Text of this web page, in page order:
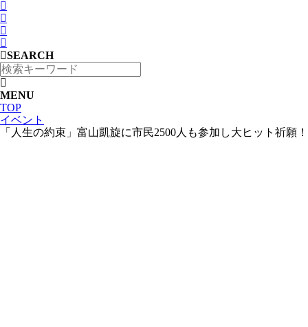
SEARCH
MENU
TOP
イベント
「人生の約束」富山凱旋に市民2500人も参加し大ヒット祈願！